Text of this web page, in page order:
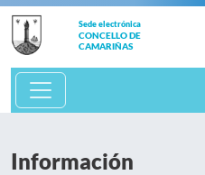
Sede electrónica
CONCELLO DE
CAMARIÑAS
Información